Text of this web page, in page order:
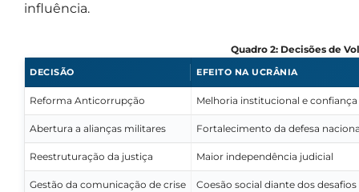
influência.
Quadro 2: Decisões de
DECISÃO EFEITO NA UCRÂNIA
Reforma Anticorrupção Melhoria institucional e
Abertura a alianças militares Fortalecimento da defesa
Reestruturação da justiça Maior independência judicial
Gestão da comunicação de crise Coesão social diante dos desafios